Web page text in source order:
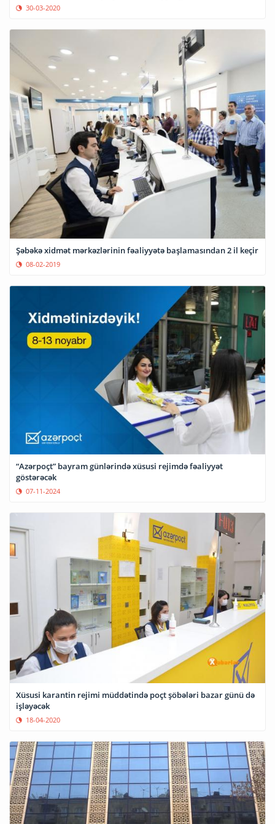
30-03-2020
Şəbəkə xidmət mərkəzlərinin fəaliyyətə başlamasından 2 il keçir
08-02-2019
“Azərpoçt” bayram günlərində xüsusi rejimdə fəaliyyət
göstərəcək
07-11-2024
Xüsusi karantin rejimi müddətində poçt şöbələri bazar günü də
işləyəcək
18-04-2020